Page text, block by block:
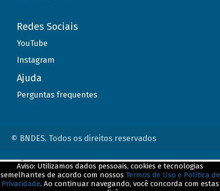
Redes Sociais
YouTube
Instagram
Ajuda
Perguntas frequentes
© BNDES. Todos os direitos reservados
Aviso: Utilizamos dados pessoais, cookies e tecnologias
semelhantes de acordo com nossos Termos de Uso e Política de
Privacidade. Ao continuar navegando, você concorda com estas
ConteÃºdo complementar
${title}${badge}